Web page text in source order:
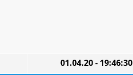
01.04.20 - 19:46:30